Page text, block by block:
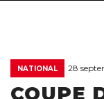
NATIONAL 28
COUPE